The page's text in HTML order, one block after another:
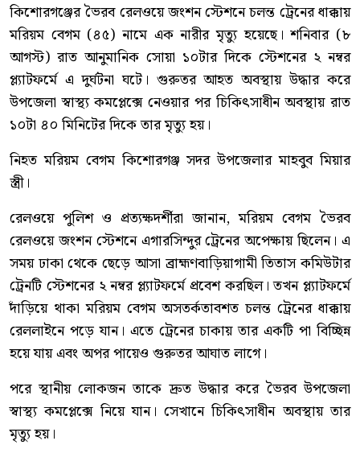
কিশোরগঞ্জের ভৈরব রেলওয়ে জংশন স্টেশনে চলন্ত ট্রেনের ধাক্কায়
মরিয়ম বেগম (৪৫) নামে এক নারীর মৃত্যু হয়েছে। শনিবার (৮
আগস্ট) রাত আনুমানিক সোয়া ১০টার দিকে স্টেশনের ২ নম্বর
প্ল্যাটফর্মে এ দুর্ঘটনা ঘটে। গুরুতর আহত অবস্থায় উদ্ধার করে
উপজেলা স্বাস্থ্য কমপ্লেক্সে নেওয়ার পর চিকিৎসাধীন অবস্থায় রাত
১০টা ৪০ মিনিটের দিকে তার মৃত্যু হয়।
নিহত মরিয়ম বেগম কিশোরগঞ্জ সদর উপজেলার মাহবুব মিয়ার
স্ত্রী।
রেলওয়ে পুলিশ ও প্রত্যক্ষদর্শীরা জানান, মরিয়ম বেগম ভৈরব
রেলওয়ে জংশন স্টেশনে এগারসিন্দুর ট্রেনের অপেক্ষায় ছিলেন। এ
সময় ঢাকা থেকে ছেড়ে আসা ব্রাহ্মণবাড়িয়াগামী তিতাস কমিউটার
ট্রেনটি স্টেশনের ২ নম্বর প্ল্যাটফর্মে প্রবেশ করছিল। তখন প্ল্যাটফর্মে
দাঁড়িয়ে থাকা মরিয়ম বেগম অসতর্কতাবশত চলন্ত ট্রেনের ধাক্কায়
রেললাইনে পড়ে যান। এতে ট্রেনের চাকায় তার একটি পা বিচ্ছিন্ন
হয়ে যায় এবং অপর পায়েও গুরুতর আঘাত লাগে।
পরে স্থানীয় লোকজন তাকে দ্রুত উদ্ধার করে ভৈরব উপজেলা
স্বাস্থ্য কমপ্লেক্সে নিয়ে যান। সেখানে চিকিৎসাধীন অবস্থায় তার
মৃত্যু হয়।